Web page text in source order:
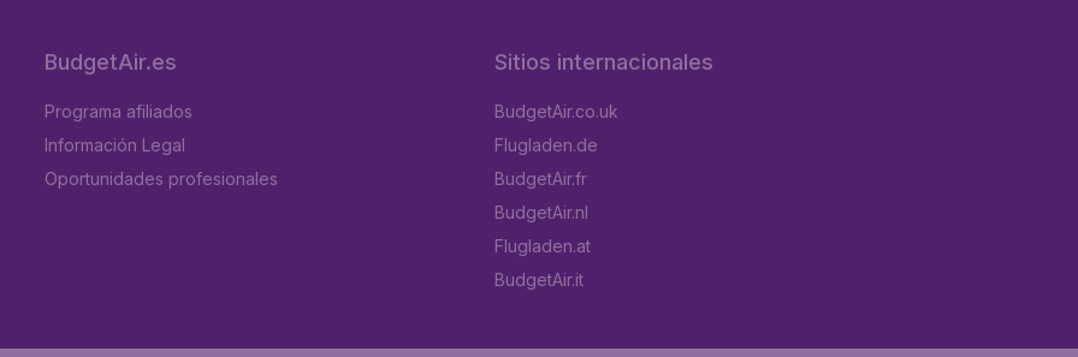
BudgetAir.es
Programa afiliados
Información Legal
Oportunidades profesionales
Sitios internacionales
BudgetAir.co.uk
Flugladen.de
BudgetAir.fr
BudgetAir.nl
Flugladen.at
BudgetAir.it